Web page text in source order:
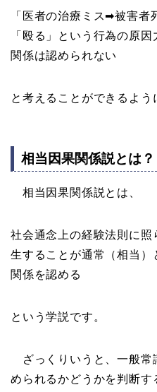
「医者の治療ミス➡被害者
「殴る」という行為の原
関係は認められない
と考えることができるよう
相当因果関係説とは？
相当因果関係説とは、
社会通念上の経験法則に照
生することが通常（相当
関係を認める
という学説です。
ざっくりいうと、一般常
められるかどうかを判断す